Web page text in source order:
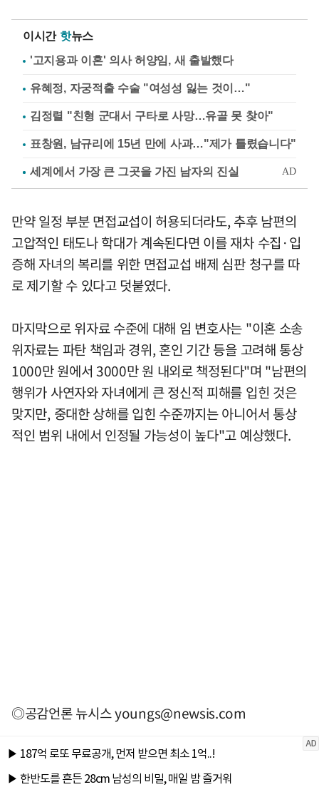
이시간 핫뉴스
'고지용과 이혼' 의사 허양임, 새 출발했다
유혜정, 자궁적출 수술 "여성성 잃는 것이…"
김정렬 "친형 군대서 구타로 사망…유골 못 찾아"
표창원, 남규리에 15년 만에 사과…"제가 틀렸습니다"
만약 일정 부분 면접교섭이 허용되더라도, 추후 남편의
고압적인 태도나 학대가 계속된다면 이를 재차 수집·입
증해 자녀의 복리를 위한 면접교섭 배제 심판 청구를 따
로 제기할 수 있다고 덧붙였다.
마지막으로 위자료 수준에 대해 임 변호사는 "이혼 소송
위자료는 파탄 책임과 경위, 혼인 기간 등을 고려해 통상
1000만 원에서 3000만 원 내외로 책정된다"며 "남편의
행위가 사연자와 자녀에게 큰 정신적 피해를 입힌 것은
맞지만, 중대한 상해를 입힌 수준까지는 아니어서 통상
적인 범위 내에서 인정될 가능성이 높다"고 예상했다.
◎공감언론 뉴시스youngs@newsis.com